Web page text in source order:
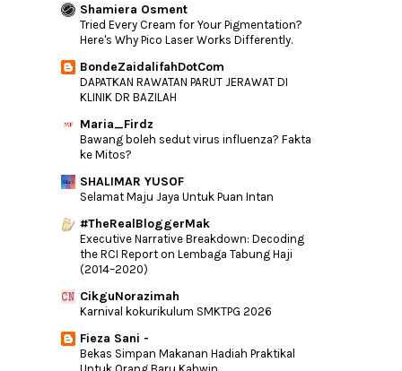
►2016(240)
►2015(346)
► 2014(46)
►2013(154)
► 2012(76)
►2011(10)
Shamiera Osment
Tried Every Cream for Your Pigmentation?
Here's Why Pico Laser Works Differently.
BondeZaidalifahDotCom
DAPATKAN RAWATAN PARUT JERAWAT DI
KLINIK DR BAZILAH
Maria_Firdz
Bawang boleh sedut virus influenza? Fakta
ke Mitos?
SHALIMAR YUSOF
Selamat Maju Jaya Untuk Puan Intan
#TheRealBloggerMak
Executive Narrative Breakdown: Decoding
the RCI Report on Lembaga Tabung Haji
(2014–2020)
CikguNorazimah
Karnival kokurikulum SMKTPG 2026
Fieza Sani -
Bekas Simpan Makanan Hadiah Praktikal
Untuk Orang Baru Kahwin